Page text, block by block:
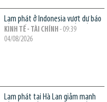
Lạm phát ở Indonesia vượt dự báo
KINH TẾ - TÀI CHÍNH - 09:39
04/08/2026
Lạm phát tại Hà Lan giảm mạnh